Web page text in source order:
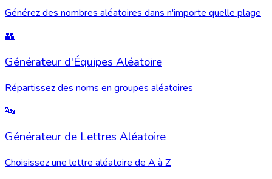
Générez des nombres aléatoires dans n'importe quelle plage
👥
Générateur d'Équipes Aléatoire
Répartissez des noms en groupes aléatoires
🔤
Générateur de Lettres Aléatoire
Choisissez une lettre aléatoire de A à Z